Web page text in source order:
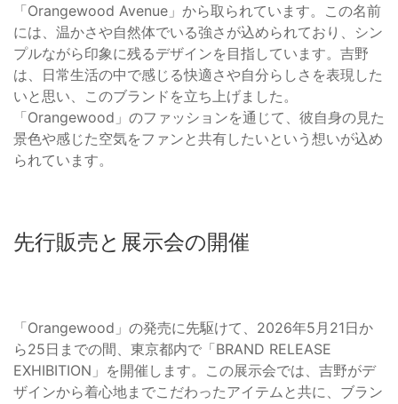
「Orangewood Avenue」から取られています。この名前
には、温かさや自然体でいる強さが込められており、シン
プルながら印象に残るデザインを目指しています。吉野
は、日常生活の中で感じる快適さや自分らしさを表現した
いと思い、このブランドを立ち上げました。
「Orangewood」のファッションを通じて、彼自身の見た
景色や感じた空気をファンと共有したいという想いが込め
られています。
先行販売と展示会の開催
「Orangewood」の発売に先駆けて、2026年5月21日か
ら25日までの間、東京都内で「BRAND RELEASE
EXHIBITION」を開催します。この展示会では、吉野がデ
ザインから着心地までこだわったアイテムと共に、ブラン